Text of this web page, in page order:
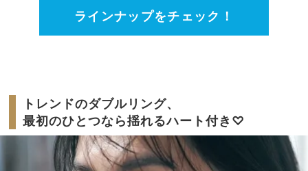
ラインナップをチェック！
トレンドのダブルリング、
最初のひとつなら揺れるハート付き♡